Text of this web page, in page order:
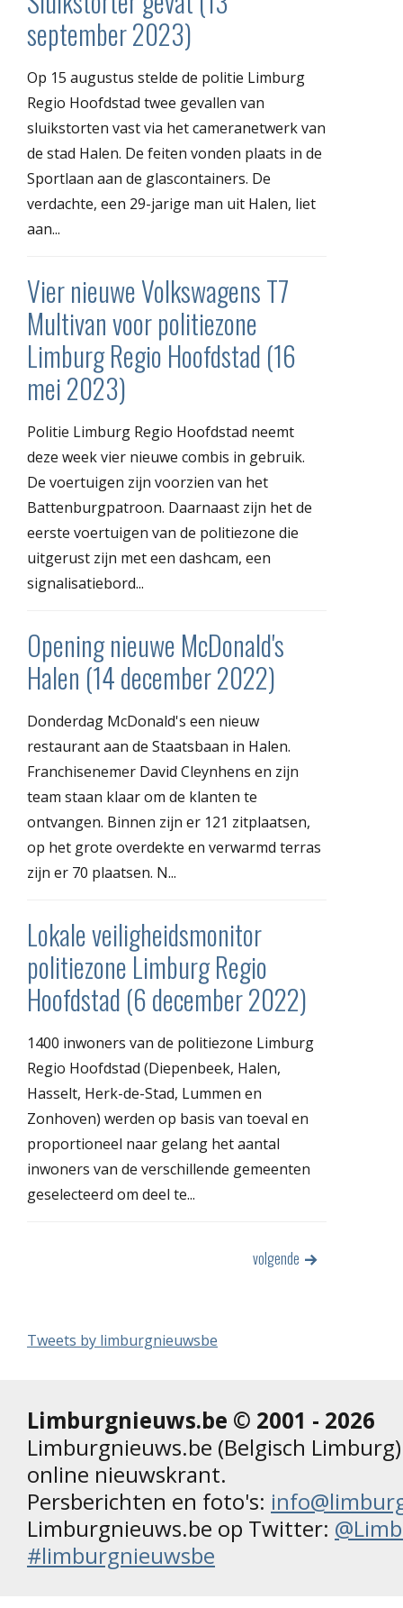
september 2023)
Op 15 augustus stelde de politie Limburg
Regio Hoofdstad twee gevallen van
sluikstorten vast via het cameranetwerk van
de stad Halen. De feiten vonden plaats in de
Sportlaan aan de glascontainers. De
verdachte, een 29-jarige man uit Halen, liet
aan...
Vier nieuwe Volkswagens T7
Multivan voor politiezone
Limburg Regio Hoofdstad (16
mei 2023)
Politie Limburg Regio Hoofdstad neemt
deze week vier nieuwe combis in gebruik.
De voertuigen zijn voorzien van het
Battenburgpatroon. Daarnaast zijn het de
eerste voertuigen van de politiezone die
uitgerust zijn met een dashcam, een
signalisatiebord...
Opening nieuwe McDonald's
Halen (14 december 2022)
Donderdag McDonald's een nieuw
restaurant aan de Staatsbaan in Halen.
Franchisenemer David Cleynhens en zijn
team staan klaar om de klanten te
ontvangen. Binnen zijn er 121 zitplaatsen,
op het grote overdekte en verwarmd terras
zijn er 70 plaatsen. N...
Lokale veiligheidsmonitor
politiezone Limburg Regio
Hoofdstad (6 december 2022)
1400 inwoners van de politiezone Limburg
Regio Hoofdstad (Diepenbeek, Halen,
Hasselt, Herk-de-Stad, Lummen en
Zonhoven) werden op basis van toeval en
proportioneel naar gelang het aantal
inwoners van de verschillende gemeenten
geselecteerd om deel te...
volgende
Tweets by limburgnieuwsbe
Limburgnieuws.be © 2001 - 2026
Limburgnieuws.be (Belgisch
online nieuwskrant.
Persberichten en foto's:
Limburgnieuws.be op Twitter:
#limburgnieuwsbe